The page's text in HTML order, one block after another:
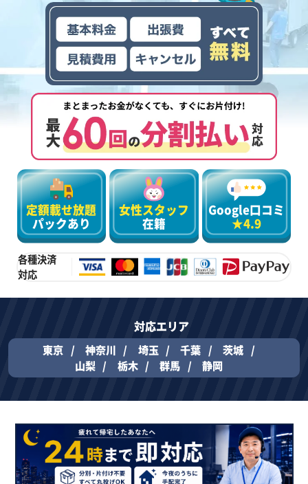
定額載せ放題
パックあり
女性スタッフ
在籍
Google口コミ
★4.9
各種決済
対応
対応エリア
東京 神奈川 埼玉 千葉
茨城
山梨
栃木 群馬 静岡